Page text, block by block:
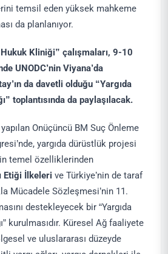
temsil eden yüksek mahkeme
da planlanıyor.
Kliniği” çalışmaları, 9-10
UNODC’nin Viyana’da
da davetli olduğu “Yargıda
toplantısında da paylaşılacak.
yapılan Onüçüncü BM Suç Önleme
yargıda dürüstlük projesi
temel özelliklerinden
Etiği İlkeleri ve Türkiye’nin de taraf
Mücadele Sözleşmesi’nin 11.
destekleyecek bir “Yargıda
kurulmasıdır. Küresel Ağ faaliyete
ve uluslararası düzeyde